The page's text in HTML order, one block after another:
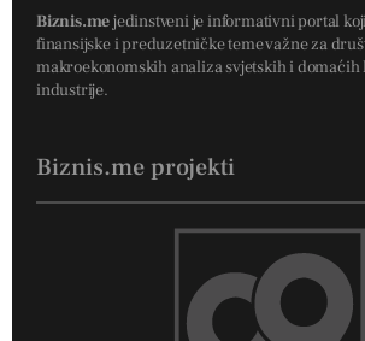
Biznis.mejedinstveni je informativni portal
finansijske i preduzetničke teme važne za
makroekonomskih analiza svjetskih i domaćih
industrije.
Biznis.me projekti